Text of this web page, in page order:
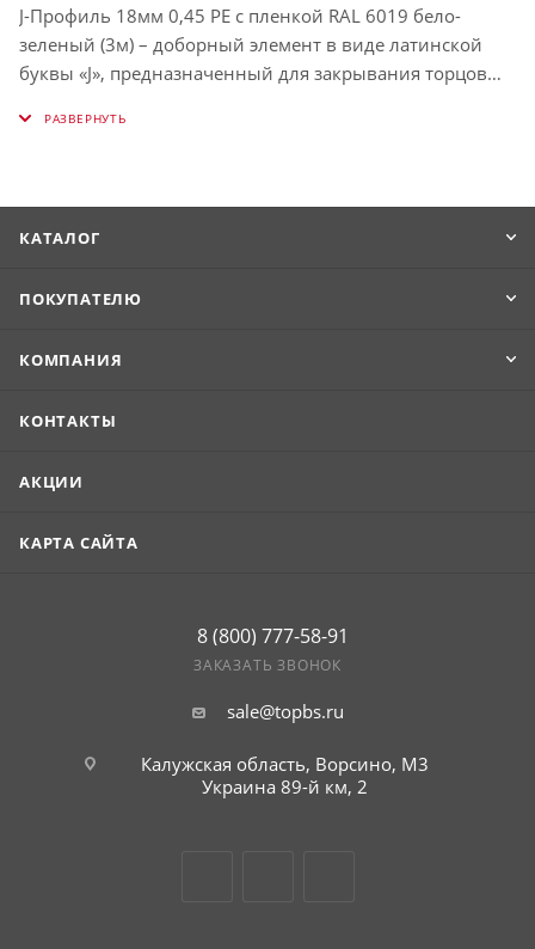
J-Профиль 18мм 0,45 PE с пленкой RAL 6019 бело-
зеленый (3м) – доборный элемент в виде латинской
буквы «J», предназначенный для закрывания торцов
универсален, чтобы при необходимости заменить
замены финишного элемента, если таковой
КАТАЛОГ
ПОКУПАТЕЛЮ
КОМПАНИЯ
КОНТАКТЫ
АКЦИИ
КАРТА САЙТА
8 (800) 777-58-91
ЗАКАЗАТЬ ЗВОНОК
sale@topbs.ru
Калужская область, Ворсино, М3
Украина 89-й км, 2